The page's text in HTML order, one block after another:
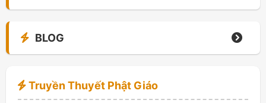
BLOG
Truyền Thuyết Phật Giáo